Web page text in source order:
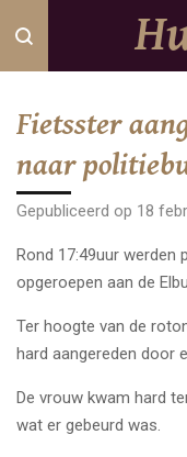
Ga
direct
hoofdinhoud
Fietsster
naar
Gepubliceerd op 18
Rond 17:49uur werden
opgeroepen aan de
Ter hoogte van de
hard aangereden door
De vrouw kwam hard
wat er gebeurd was.